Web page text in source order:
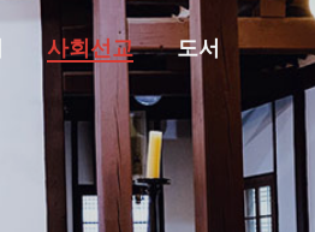
사회선교 도서